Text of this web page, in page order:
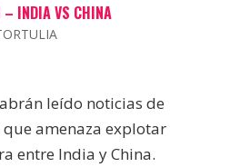
INDIA VS CHINA
leído noticias de
amenaza explotar
entre India y China.